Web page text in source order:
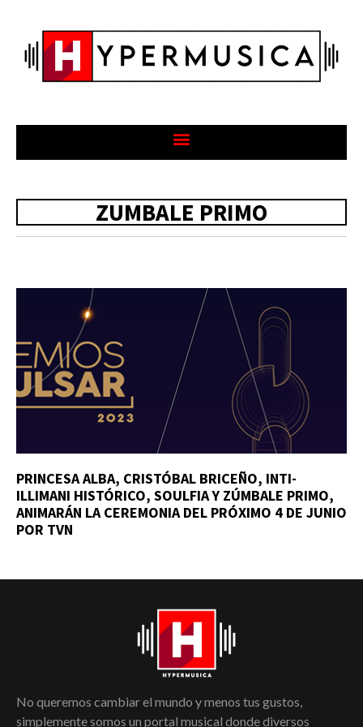
ZUMBALE PRIMO
PRINCESA ALBA, CRISTÓBAL BRICEÑO, INTI-
ILLIMANI HISTÓRICO, SOULFIA Y ZÚMBALE PRIMO,
ANIMARÁN LA CEREMONIA DEL PRÓXIMO 4 DE JUNIO
POR TVN
No queremos cambiar el mundo y menos tus gustos,
simplemente somos un portal musical donde diversos